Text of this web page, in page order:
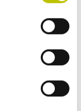
over het
getest en
watervast en